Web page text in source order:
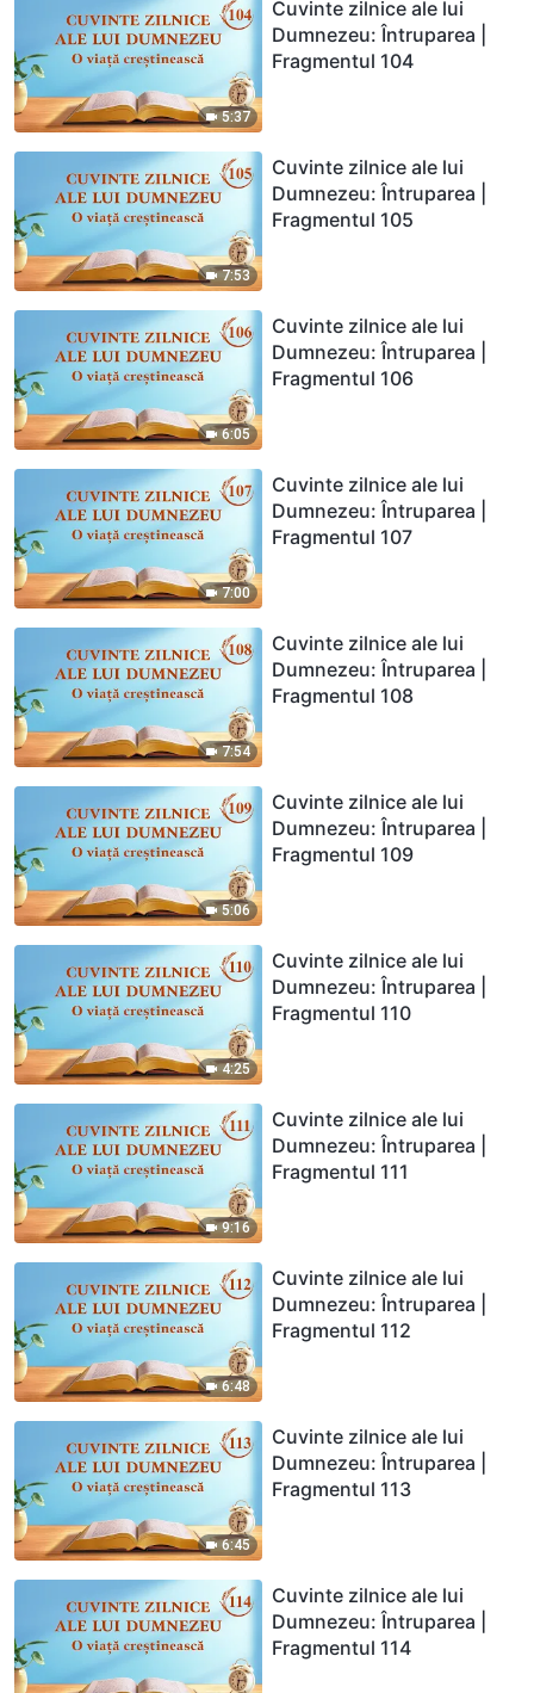
5:37
Cuvinte zilnice ale lui
Dumnezeu: Întruparea |
Fragmentul 104
7:53
Cuvinte zilnice ale lui
Dumnezeu: Întruparea |
Fragmentul 105
6:05
Cuvinte zilnice ale lui
Dumnezeu: Întruparea |
Fragmentul 106
7:00
Cuvinte zilnice ale lui
Dumnezeu: Întruparea |
Fragmentul 107
7:54
Cuvinte zilnice ale lui
Dumnezeu: Întruparea |
Fragmentul 108
5:06
Cuvinte zilnice ale lui
Dumnezeu: Întruparea |
Fragmentul 109
4:25
Cuvinte zilnice ale lui
Dumnezeu: Întruparea |
Fragmentul 110
9:16
Cuvinte zilnice ale lui
Dumnezeu: Întruparea |
Fragmentul 111
6:48
Cuvinte zilnice ale lui
Dumnezeu: Întruparea |
Fragmentul 112
6:45
Cuvinte zilnice ale lui
Dumnezeu: Întruparea |
Fragmentul 113
Cuvinte zilnice ale lui
Dumnezeu: Întruparea |
Fragmentul 114